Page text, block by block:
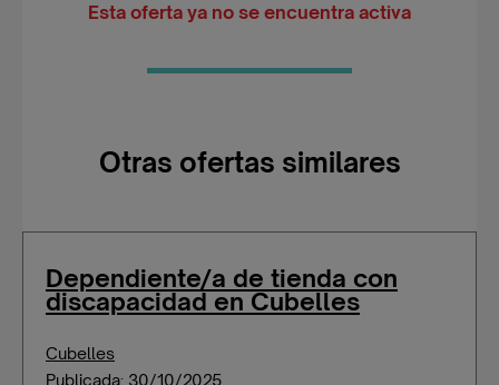
Esta oferta ya no se encuentra activa
Otras ofertas similares
Dependiente/a de tienda con
discapacidad en Cubelles
Cubelles
Publicada: 30/10/2025